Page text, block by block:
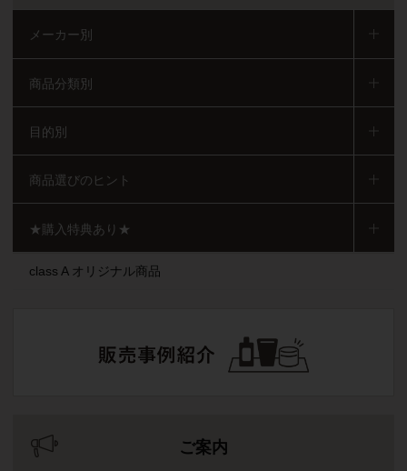
メーカー別
商品分類別
目的別
商品選びのヒント
★購入特典あり★
class A オリジナル商品
ご案内